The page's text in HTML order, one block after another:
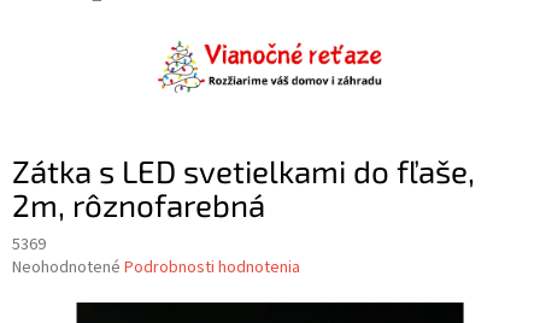
Zátka s LED svetielkami do fľaše,
2m, rôznofarebná
5369
Priemerné
Neohodnotené Podrobnosti hodnotenia